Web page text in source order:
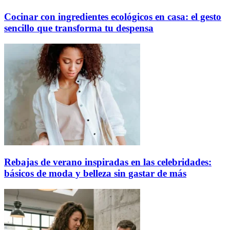
Cocinar con ingredientes ecológicos en casa: el gesto
sencillo que transforma tu despensa
Rebajas de verano inspiradas en las celebridades:
básicos de moda y belleza sin gastar de más